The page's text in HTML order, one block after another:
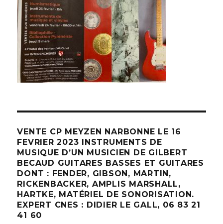
VENTE CP MEYZEN NARBONNE LE 16
FEVRIER 2023 INSTRUMENTS DE
MUSIQUE D’UN MUSICIEN DE GILBERT
BECAUD GUITARES BASSES ET GUITARES
DONT : FENDER, GIBSON, MARTIN,
RICKENBACKER, AMPLIS MARSHALL,
HARTKE, MATÉRIEL DE SONORISATION.
EXPERT CNES : DIDIER LE GALL, 06 83 21
41 60